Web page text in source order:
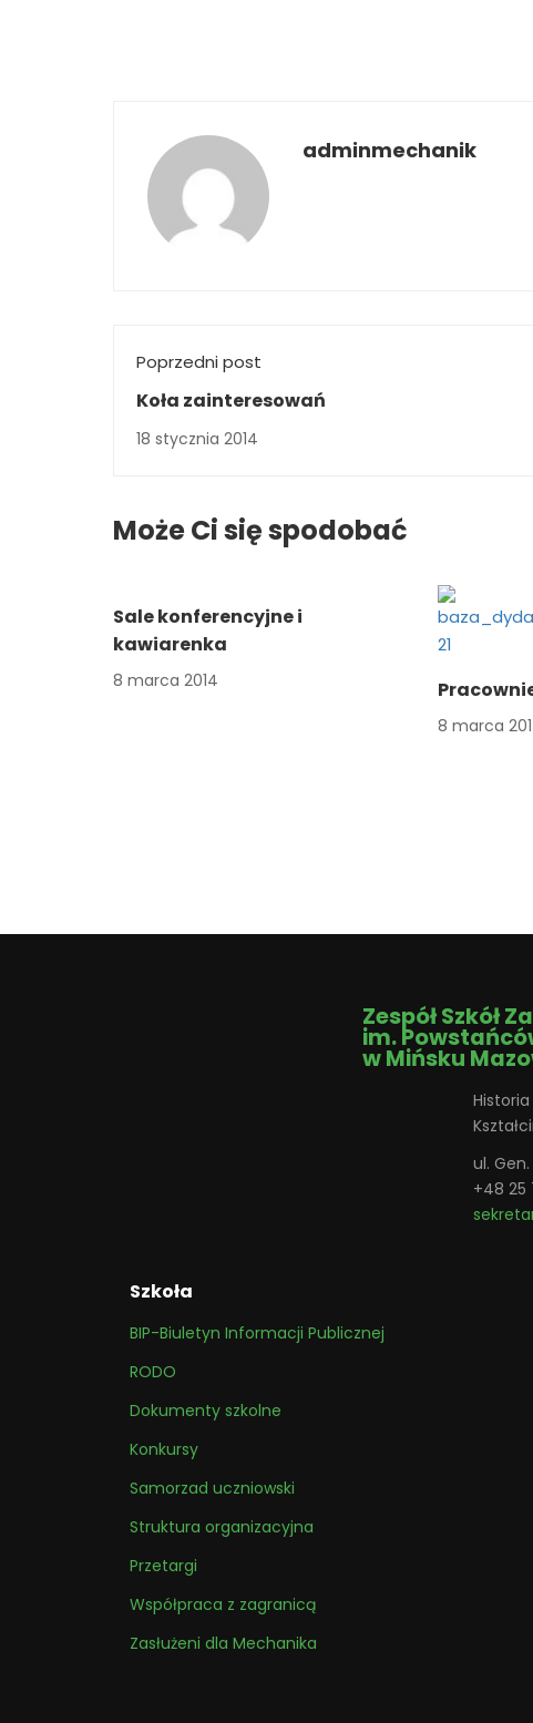
adminmechanik
Poprzedni post
Koła zainteresowań
18 stycznia 2014
Może Ci się spodobać
Sale konferencyjne i
kawiarenka
8 marca 2014
8 marca
Zespół Szkół
im.
w Mińsku
ul.
+48 25
Szkoła
BIP-Biuletyn Informacji Publicznej
RODO
Dokumenty szkolne
Konkursy
Samorzad uczniowski
Struktura organizacyjna
Przetargi
Współpraca z zagranicą
Zasłużeni dla Mechanika